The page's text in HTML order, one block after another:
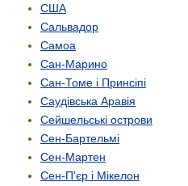
США
Сальвадор
Самоа
Сан-Марино
Сан-Томе і Принсіпі
Саудівська Аравія
Сейшельські острови
Сен-Бартельмі
Сен-Мартен
Сен-П'єр і Мікелон